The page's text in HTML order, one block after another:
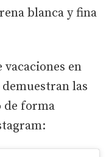
blanca y fina
vacaciones en
las
de forma